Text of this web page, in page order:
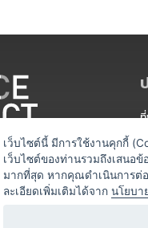
เว็บไซต์นี้ มีการใช้งานคุกกี้
เว็บไซต์ของท่านรวมถึงเสนอ
มากที่สุด หากคุณดำเนินการต่
ละเอียดเพิ่มเติมได้จาก นโยบา